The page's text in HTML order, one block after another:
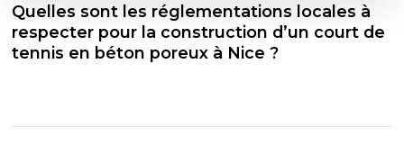
Quelles sont les réglementations locales à
respecter pour la construction d’un court de
tennis en béton poreux à Nice ?